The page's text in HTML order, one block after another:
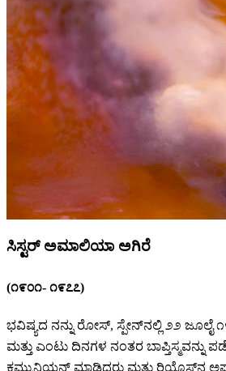
ಸಿಸ್ಟರ್ ಅಮಾಲಿಯಾ ಅಗಿರೆ
(೧೯೦೧- ೧೯೭೭)
ಭವಿಷ್ಯದ ನನ್ನು ರೋಸ್, ಸ್ಪೇನ್‌ನಲ್ಲಿ ೨೨ ಜೂಲೈ
ಮತ್ತು ಎಂಟು ದಿನಗಳ ನಂತರ ಬಾಪ್ತಿಸ್ಮವನ್ನು
ಕಮ್ಯುನಿಯನ್ ಮಾಡಿದರು ಮತ್ತು ರಿಯೊಸ್‌ನ